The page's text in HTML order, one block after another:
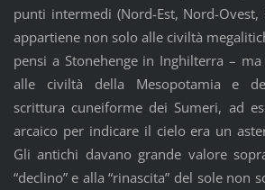
punti intermedi (Nord-Est, Nord-Ovest,
appartiene non solo alle civiltà
pensi a Stonehenge in Inghilterra –
alle civiltà della Mesopotamia e
scrittura cuneiforme dei Sumeri, ad
arcaico per indicare il cielo era un
Gli antichi davano grande valore
“declino” e alla “rinascita” del sole non